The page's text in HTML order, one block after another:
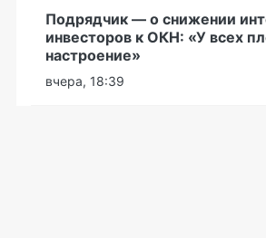
Подрядчик — о снижении
инвесторов к ОКН: «У всех
настроение»
вчера, 18:39